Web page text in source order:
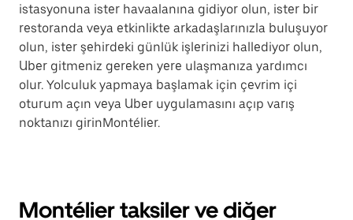
istasyonuna ister havaalanına gidiyor olun, ister bir
restoranda veya etkinlikte arkadaşlarınızla buluşuyor
olun, ister şehirdeki günlük işlerinizi hallediyor olun,
Uber gitmeniz gereken yere ulaşmanıza yardımcı
olur. Yolculuk yapmaya başlamak için çevrim içi
oturum açın veya Uber uygulamasını açıp varış
noktanızı girinMontélier.
Montélier taksiler ve diğer